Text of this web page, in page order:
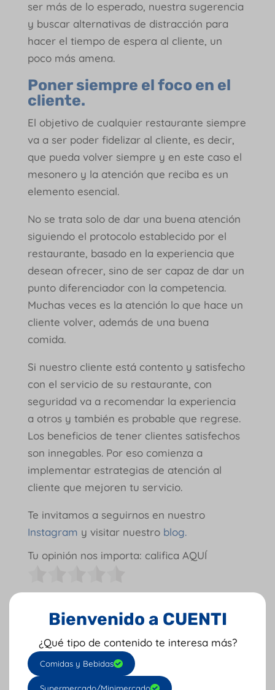
ser más de lo esperado, nuestra sugerencia
y buscar alternativas de distracción para
hacer el tiempo de espera al cliente, un
poco más amena.
Poner siempre el foco en el
cliente.
El objetivo de cualquier restaurante siempre
va a ser poder fidelizar al cliente, es decir,
que pueda volver siempre y en este caso el
mesonero y la atención que reciba es un
elemento esencial.
No se trata solo de dar una buena atención
siguiendo el protocolo establecido por el
restaurante, basado en la experiencia que
desean ofrecer, sino de ser capaz de dar un
punto diferenciador con la competencia.
Muchas veces es la atención lo que hace un
cliente volver, además de una buena
comida.
Si nuestro cliente está contento y satisfecho
con el servicio de su restaurante, con
seguridad va a recomendar la experiencia
a otros y también es probable que regrese.
Los beneficios de tener clientes satisfechos
son innegables. Por eso comienza a
implementar estrategias de atención al
cliente que mejoren tu servicio.
Te invitamos a seguirnos en nuestro
Instagram y visitar nuestro blog.
Tu opinión nos importa: califica AQUÍ
Escrito Por: Julie Guirados
Bienvenido a CUENTI
¿Qué tipo de contenido te interesa más?
Comidas y Bebidas